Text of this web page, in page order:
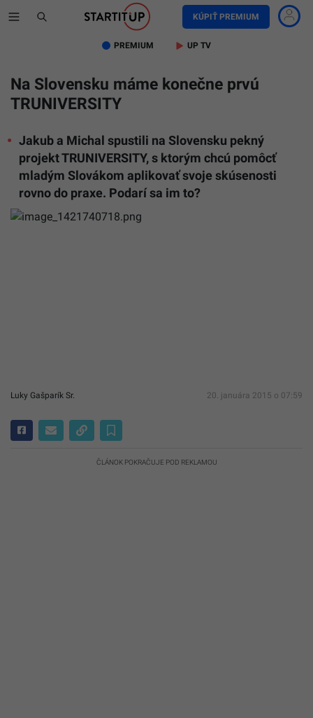
KÚPIŤ PREMIUM
PREMIUM UP TV
Na Slovensku máme konečne prvú
TRUNIVERSITY
Jakub a Michal spustili na Slovensku pekný
projekt TRUNIVERSITY, s ktorým chcú pomôcť
mladým Slovákom aplikovať svoje skúsenosti
rovno do praxe. Podarí sa im to?
Luky Gašparík Sr. 20. januára 2015 o 07:59
ČLÁNOK POKRAČUJE POD REKLAMOU